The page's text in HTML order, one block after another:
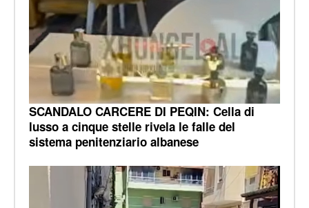
SCANDALO CARCERE DI PEQIN: Cella di
lusso a cinque stelle rivela le falle del
sistema penitenziario albanese